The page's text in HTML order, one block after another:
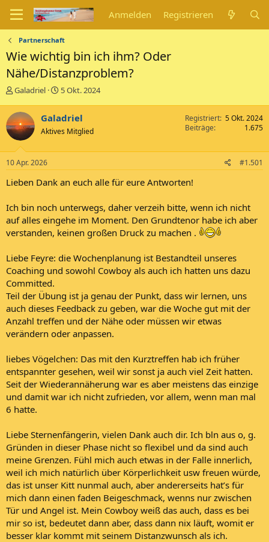
Anmelden Registrieren
Partnerschaft
Wie wichtig bin ich ihm? Oder
Nähe/Distanzproblem?
E
s
t
e
l
l
e
Galadriel
E
t
e
l
m
5 Okt. 2024
Galadriel
Aktives Mitglied
Registriert 5 Okt. 2024
Beiträge
1.675
10 Apr. 2026 #1.501
Lieben Dank an euch alle für eure Antworten!
Ich bin noch unterwegs, daher verzeih bitte, wenn ich nicht
auf alles eingehe im Moment. Den Grundtenor habe ich aber
verstanden, keinen großen Druck zu machen .
Liebe Feyre: die Wochenplanung ist Bestandteil unseres
Coaching und sowohl Cowboy als auch ich hatten uns dazu
Committed.
Teil der Übung ist ja genau der Punkt, dass wir lernen, uns
auch dieses Feedback zu geben, war die Woche gut mit der
Anzahl treffen und der Nähe oder müssen wir etwas
verändern oder anpassen.
liebes Vögelchen: Das mit den Kurztreffen hab ich früher
entspannter gesehen, weil wir sonst ja auch viel Zeit hatten.
Seit der Wiederannäherung war es aber meistens das einzige
und damit war ich nicht zufrieden, vor allem, wenn man mal
6 hatte.
Liebe Sternenfängerin, vielen Dank auch dir. Ich bln aus o, g.
Gründen in dieser Phase nicht so flexibel und da sind auch
meine Grenzen. Fühl mich auch etwas in der Falle innerlich,
weil ich mich natürlich über Körperlichkeit usw freuen würde,
das ist unser Kitt nunmal auch, aber andererseits hat’s für
mich dann einen faden Beigeschmack, wenns nur zwischen
Tür und Angel ist. Mein Cowboy weiß das auch, dass es bei
mir so ist, bedeutet dann aber, dass dann nix läuft, womit er
besser klar kommt mit seinem Distanzwunsch als ich.